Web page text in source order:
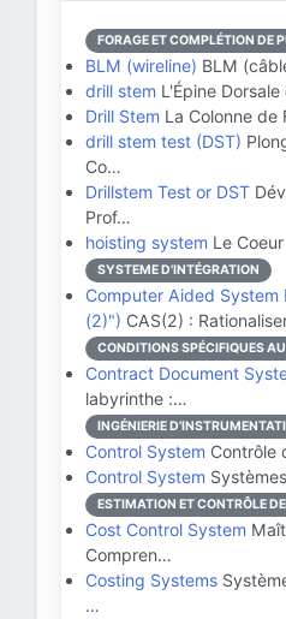
FORAGE ET COMPLÉTION DE
BLM (wireline) BLM
drill stem L'Épine
Drill Stem La Colonne de
drill stem test (DST)
Co…
Drillstem Test or DST
Prof…
hoisting system Le
SYSTEME D'INTÉGRATION
Computer Aided System
(2)") CAS(2) :
CONDITIONS SPÉCIFIQUES
Contract Document
labyrinthe :…
INGÉNIERIE
Control System Contrôle
Control System
ESTIMATION ET CONTRÔLE
Cost Control System
Compren…
Costing Systems
…